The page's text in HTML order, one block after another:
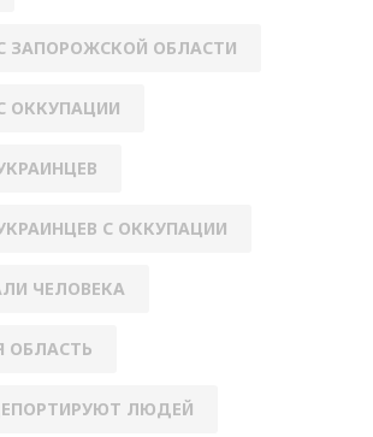
ЗАПОРОЖСКОЙ ОБЛАСТИ
ОККУПАЦИИ
С ОККУПАЦИИ
ЧЕЛОВЕКА
ОБЛАСТЬ
ЛЮДЕЙ